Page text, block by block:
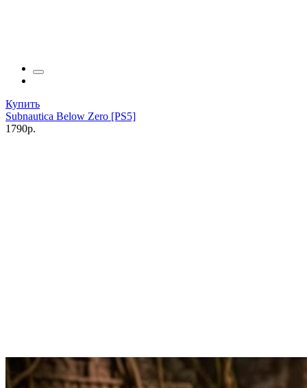
Купить
Subnautica Below Zero [PS5]
1790р.